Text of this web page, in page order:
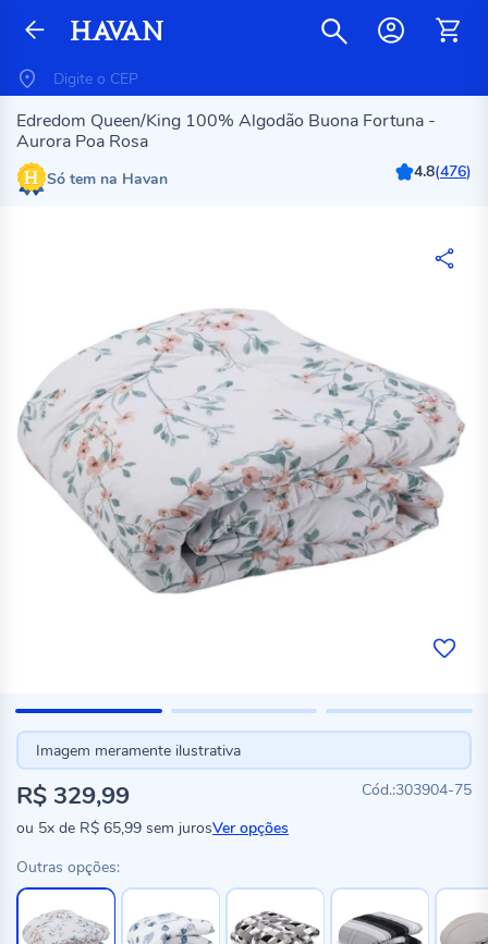
Edredom Queen/King 100% Algodão Buona Fortuna -
Aurora Poa Rosa
Só tem na Havan 4.8(476)
Imagem meramente ilustrativa
303904-75
R$ 329,99
ou 5x de R$ 65,99 sem jurosVer opções
Outras opções: